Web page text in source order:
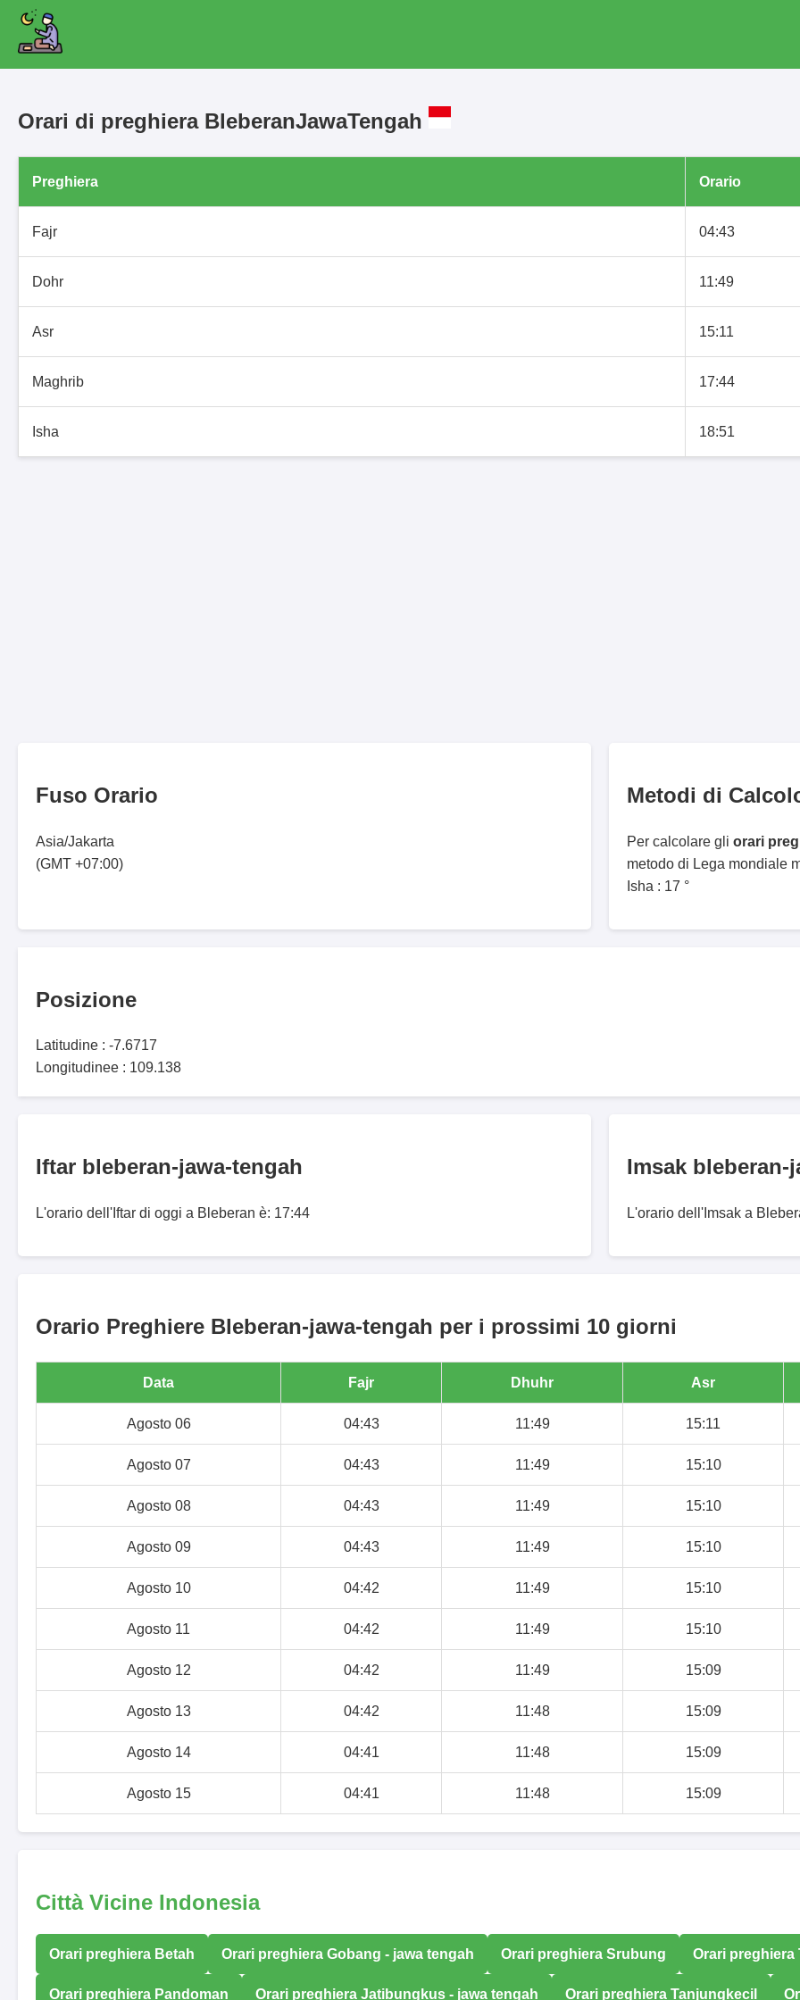
Orari di preghiera BleberanJawaTengah
Preghiera Orario
Fajr 04:43
Dohr 11:49
Asr 15:11
Maghrib 17:44
Isha 18:51
Fuso Orario
Asia/Jakarta
(GMT +07:00)
Metodi di
Per calcolare gli orari
metodo di Lega mondiale
Isha : 17 °
Posizione
Latitudine : -7.6717
Longitudinee : 109.138
Iftar bleberan-jawa-tengah
L'orario dell'Iftar di oggi a Bleberan è: 17:44
Imsak bleberan-
L'orario dell'Imsak a
Orario Preghiere Bleberan-jawa-tengah per i prossimi 10 giorni
Data Fajr Dhuhr Asr
Agosto 06 04:43 11:49 15:11
Agosto 07 04:43 11:49 15:10
Agosto 08 04:43 11:49 15:10
Agosto 09 04:43 11:49 15:10
Agosto 10 04:42 11:49 15:10
Agosto 11 04:42 11:49 15:10
Agosto 12 04:42 11:49 15:09
Agosto 13 04:42 11:48 15:09
Agosto 14 04:41 11:48 15:09
Agosto 15 04:41 11:48 15:09
Città Vicine Indonesia
Orari preghiera Betah Orari preghiera Gobang - jawa tengah Orari preghiera Srubung Orari preghiera
Orari preghiera Pandoman Orari preghiera Jatibungkus - jawa tengah Orari preghiera Tanjungkecil